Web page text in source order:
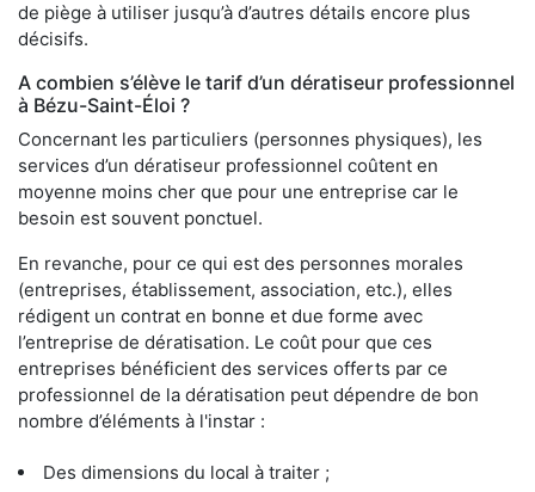
de piège à utiliser jusqu’à d’autres détails encore plus
décisifs.
A combien s’élève le tarif d’un dératiseur professionnel
à Bézu-Saint-Éloi ?
Concernant les particuliers (personnes physiques), les
services d’un dératiseur professionnel coûtent en
moyenne moins cher que pour une entreprise car le
besoin est souvent ponctuel.
En revanche, pour ce qui est des personnes morales
(entreprises, établissement, association, etc.), elles
rédigent un contrat en bonne et due forme avec
l’entreprise de dératisation. Le coût pour que ces
entreprises bénéficient des services offerts par ce
professionnel de la dératisation peut dépendre de bon
nombre d’éléments à l'instar :
Des dimensions du local à traiter ;